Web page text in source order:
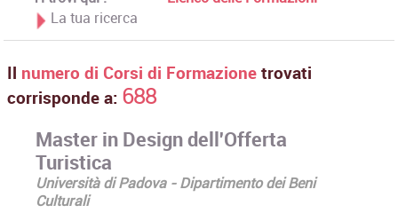
La tua ricerca
Il numero di Corsi di Formazionetrovati
corrisponde a: 688
Master in Design dell'Offerta
Turistica
Università di Padova - Dipartimento dei Beni
Culturali